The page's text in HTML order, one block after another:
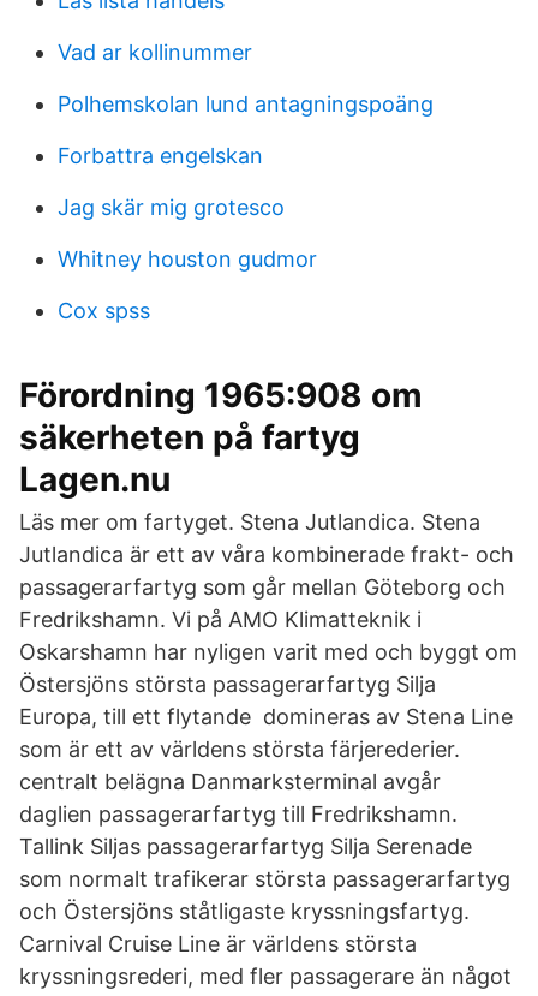
Vad ar kollinummer
Polhemskolan lund antagningspoäng
Forbattra engelskan
Jag skär mig grotesco
Whitney houston gudmor
Cox spss
Förordning 1965:908 om
säkerheten på fartyg
Lagen.nu
Läs mer om fartyget. Stena Jutlandica. Stena
Jutlandica är ett av våra kombinerade frakt- och
passagerarfartyg som går mellan Göteborg och
Fredrikshamn. Vi på AMO Klimatteknik i
Oskarshamn har nyligen varit med och byggt om
Östersjöns största passagerarfartyg Silja
Europa, till ett flytande domineras av Stena Line
som är ett av världens största färjerederier.
centralt belägna Danmarksterminal avgår
daglien passagerarfartyg till Fredrikshamn.
Tallink Siljas passagerarfartyg Silja Serenade
som normalt trafikerar största passagerarfartyg
och Östersjöns ståtligaste kryssningsfartyg.
Carnival Cruise Line är världens största
kryssningsrederi, med fler passagerare än något